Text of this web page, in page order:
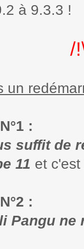
à 9.3.3 !
/
un
:
suffit de
11 et
:
Pangu ne